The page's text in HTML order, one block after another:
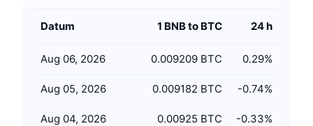
Övergripande NFT-statistik
Kommande försäljningar
Likvidationer
Finansieringsräntor
Diamantbelöningar
Lär dig och tjäna
Datum 1 BNB to BTC 24 h
Aug 06, 2026 0.009209 BTC 0.29%
Aug 05, 2026 0.009182 BTC -0.74%
Aug 04, 2026 0.00925 BTC -0.33%